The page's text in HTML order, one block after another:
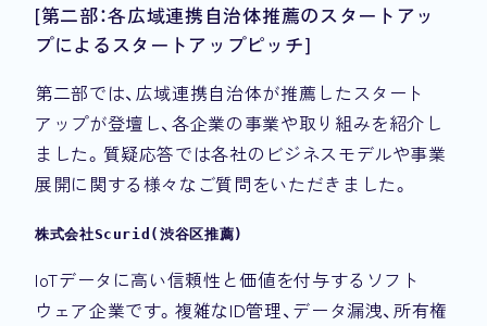
[第二部：各広域連携自治体推薦のスタートアッ
プによるスタートアップピッチ]
第二部では、広域連携自治体が推薦したスタート
アップが登壇し、各企業の事業や取り組みを紹介し
ました。質疑応答では各社のビジネスモデルや事業
展開に関する様々なご質問をいただきました。
株式会社Scurid(渋谷区推薦)
IoTデータに高い信頼性と価値を付与するソフト
ウェア企業です。複雑なID管理、データ漏洩、所有権